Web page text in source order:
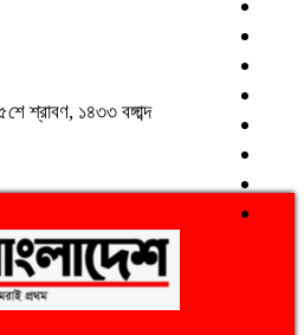
শ্রাবণ, ১৪৩৩ বঙ্গাব্দ